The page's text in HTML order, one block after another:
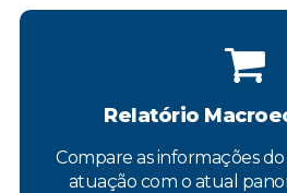
Relatório
Compare as informações
atuação com o atual